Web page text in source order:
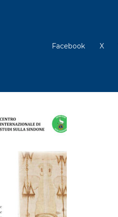
Facebook X